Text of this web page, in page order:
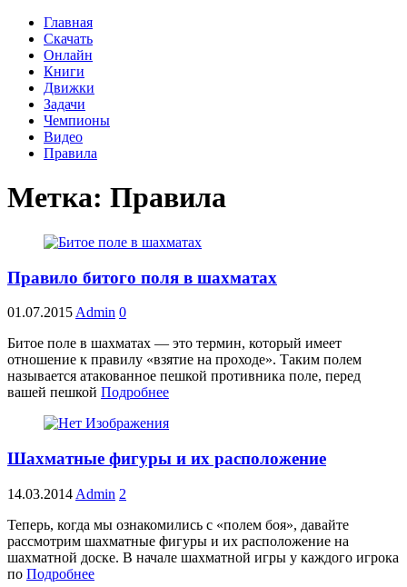
Главная
Скачать
Онлайн
Книги
Движки
Задачи
Чемпионы
Видео
Правила
Метка: Правила
Правило битого поля в шахматах
01.07.2015 Admin 0
Битое поле в шахматах — это термин, который имеет
отношение к правилу «взятие на проходе». Таким полем
называется атакованное пешкой противника поле, перед
вашей пешкой Подробнее
Шахматные фигуры и их расположение
14.03.2014 Admin 2
Теперь, когда мы ознакомились с «полем боя», давайте
рассмотрим шахматные фигуры и их расположение на
шахматной доске. В начале шахматной игры у каждого игрока
по Подробнее